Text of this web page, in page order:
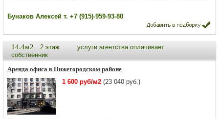
Бунаков Алексей т. +7 (915)-959-93-80
14.4м2 2 этаж
услуги агентства оплачивает
собственник
Аренда офиса в Нижегородском районе
1 600 руб/м2 (23 040 руб.)